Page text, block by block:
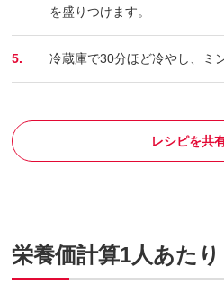
を盛りつけます。
5. 冷蔵庫で30分ほど冷やし、ミ
レシピを共
栄養価計算1人あたり